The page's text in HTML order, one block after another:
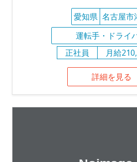
愛知県 名古屋市
運転手・ドライ
正社員
月給
詳細を見る